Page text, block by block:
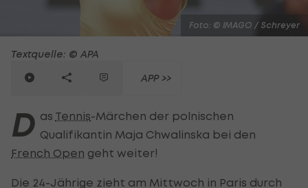
Foto: © IMAGO / Schreyer
Textquelle: © APA
APP >>
D as Tennis-Märchen der polnischen
Qualifikantin Maja Chwalinska bei den
French Open geht weiter!
Die 24-Jährige zieht am Mittwoch in Paris durch